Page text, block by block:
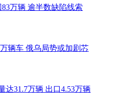
万辆 逾半数缺陷线索
辆车 俄乌局势或加剧芯
达31.7万辆 出口4.53万辆